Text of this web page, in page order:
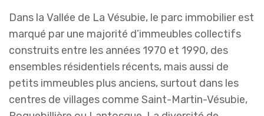
Dans la Vallée de La Vésubie, le parc immobilier est
marqué par une majorité d’immeubles collectifs
construits entre les années 1970 et 1990, des
ensembles résidentiels récents, mais aussi de
petits immeubles plus anciens, surtout dans les
centres de villages comme Saint-Martin-Vésubie,